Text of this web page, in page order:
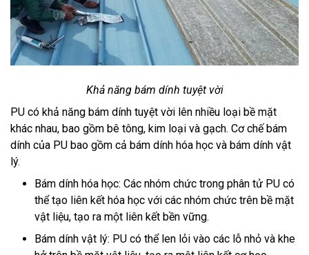
Khả năng bám dính tuyệt vời
PU có khả năng bám dính tuyệt vời lên nhiều loại bề mặt
khác nhau, bao gồm bê tông, kim loại và gạch. Cơ chế bám
dính của PU bao gồm cả bám dính hóa học và bám dính vật
lý.
Bám dính hóa học: Các nhóm chức trong phân tử PU có
thể tạo liên kết hóa học với các nhóm chức trên bề mặt
vật liệu, tạo ra một liên kết bền vững.
Bám dính vật lý: PU có thể len lỏi vào các lỗ nhỏ và khe